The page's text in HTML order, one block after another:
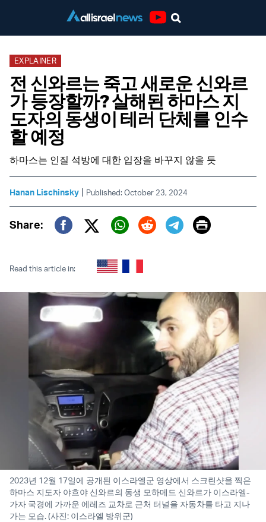
EXPLAINER
전 신와르는 죽고 새로운 신와르
가 등장할까? 살해된 하마스 지
도자의 동생이 테러 단체를 인수
할 예정
하마스는 인질 석방에 대한 입장을 바꾸지 않을 듯
Hanan Lischinsky | Published: October 23, 2024
Share:
Twitter (X)
Print
Read this article in:
2023년 12월 17일에 공개된 이스라엘군 영상에서 스크린샷을 찍은
하마스 지도자 야흐야 신와르의 동생 모하메드 신와르가 이스라엘-
가자 국경에 가까운 에레즈 교차로 근처 터널을 자동차를 타고 지나
가는 모습. (사진: 이스라엘 방위군)